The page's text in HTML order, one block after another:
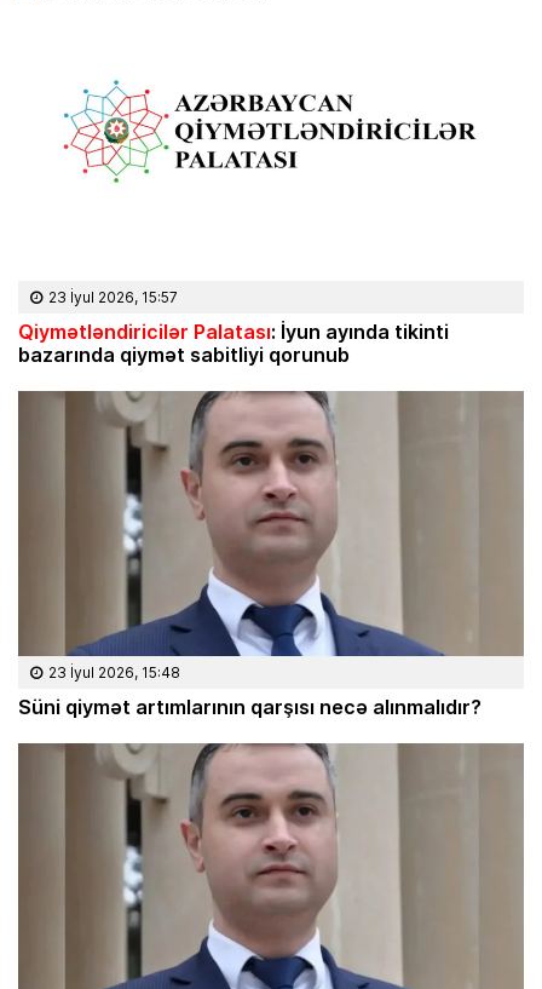
23 İyul 2026, 15:57
Qiymətləndiricilər Palatası: İyun ayında tikinti
bazarında qiymət sabitliyi qorunub
23 İyul 2026, 15:48
Süni qiymət artımlarının qarşısı necə alınmalıdır?